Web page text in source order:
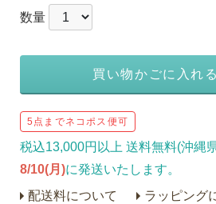
数量
買い物かごに入れる
5点までネコポス便可
税込13,000円以上 送料無料(沖縄
8/10(月)に発送いたします。
配送料について
ラッピング